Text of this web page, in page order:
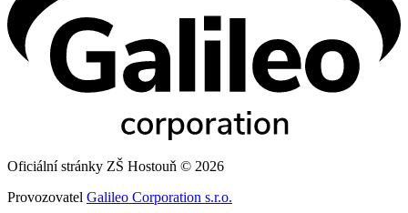
Oficiální stránky ZŠ Hostouň © 2026
Provozovatel Galileo Corporation s.r.o.